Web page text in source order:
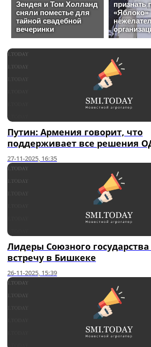
Путин: Армения говорит, что
поддерживает все решения
27-11-2025, 16:35
Лидеры Союзного
встречу в Бишкеке
26-11-2025, 15:39